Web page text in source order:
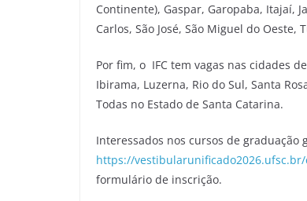
Continente), Gaspar, Garopaba, Itajaí,
Carlos, São José, São Miguel do Oeste,
Por fim, o IFC tem vagas nas cidades
Ibirama, Luzerna, Rio do Sul, Santa
Todas no Estado de Santa Catarina.
Interessados nos cursos de graduação
https://
formulário de inscrição.